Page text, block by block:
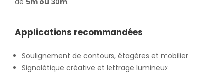
de 5m ou 30m.
Applications recommandées
Soulignement de contours, étagères et mobilier
Signalétique créative et lettrage lumineux